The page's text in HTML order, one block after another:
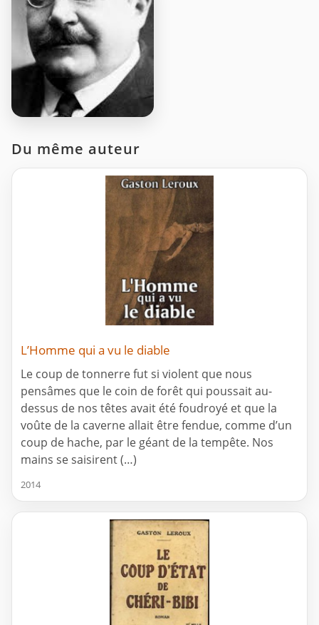
Du même auteur
L’Homme qui a vu le diable
Le coup de tonnerre fut si violent que nous
pensâmes que le coin de forêt qui poussait au-
dessus de nos têtes avait été foudroyé et que la
voûte de la caverne allait être fendue, comme d’un
coup de hache, par le géant de la tempête. Nos
mains se saisirent (…)
2014